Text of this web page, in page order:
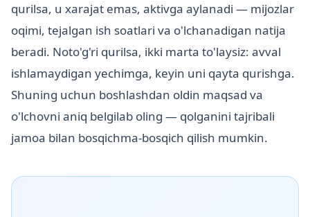
qurilsa, u xarajat emas, aktivga aylanadi — mijozlar
oqimi, tejalgan ish soatlari va o'lchanadigan natija
beradi. Noto'g'ri qurilsa, ikki marta to'laysiz: avval
ishlamaydigan yechimga, keyin uni qayta qurishga.
Shuning uchun boshlashdan oldin maqsad va
o'lchovni aniq belgilab oling — qolganini tajribali
jamoa bilan bosqichma-bosqich qilish mumkin.